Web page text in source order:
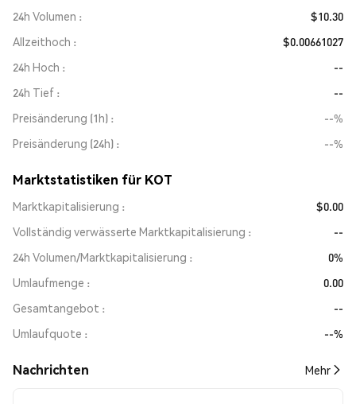
24h Volumen
$10.30
Allzeithoch
$0.00661027
24h Hoch
--
24h Tief
--
Preisänderung (1h)
--%
Preisänderung (24h)
--%
Marktstatistiken für KOT
Marktkapitalisierung
$0.00
Vollständig verwässerte Marktkapitalisierung
--
24h Volumen/Marktkapitalisierung
0%
Umlaufmenge
0.00
Gesamtangebot
--
Umlaufquote
--%
Nachrichten Mehr